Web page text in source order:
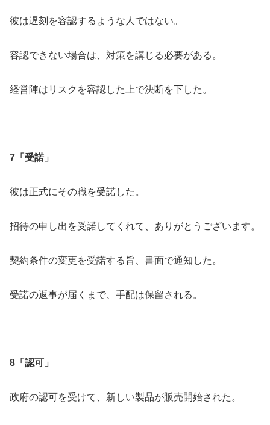
彼は遅刻を容認するような人ではない。
容認できない場合は、対策を講じる必要がある。
経営陣はリスクを容認した上で決断を下した。
7「受諾」
彼は正式にその職を受諾した。
招待の申し出を受諾してくれて、ありがとうございます。
契約条件の変更を受諾する旨、書面で通知した。
受諾の返事が届くまで、手配は保留される。
8「認可」
政府の認可を受けて、新しい製品が販売開始された。